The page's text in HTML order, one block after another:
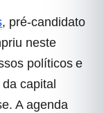
, pré-candidato
neste
políticos e
capital
A agenda